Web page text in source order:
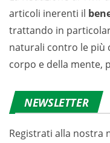
articoli inerenti il
trattando in
naturali contro le più
corpo e della mente,
NEWSLETTER
Registrati alla nostra